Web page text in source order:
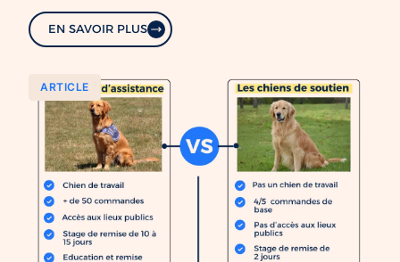
EN SAVOIR PLUS
ARTICLE